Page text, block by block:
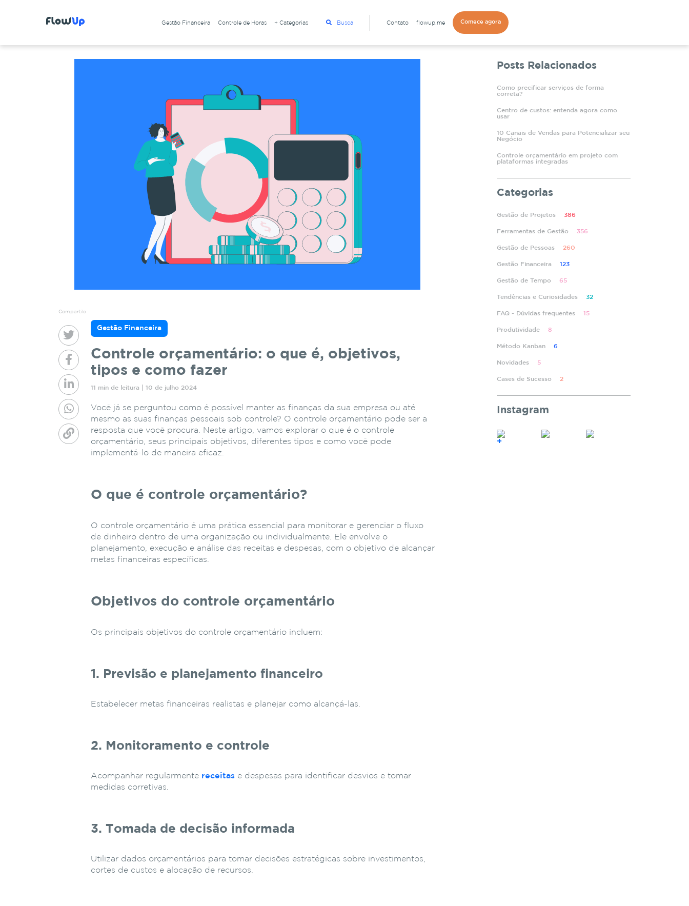
Gestão Financeira Controle de Horas + Categorias Busca Contato flowup.me Comece agora
Compartile
Gestão Financeira
Controle orçamentário: o que é, objetivos,
tipos e como fazer
11 min de leitura | 10 de julho 2024
Você já se perguntou como é possível manter as finanças da sua empresa ou até
mesmo as suas finanças pessoais sob controle? O controle orçamentário pode ser a
resposta que você procura. Neste artigo, vamos explorar o que é o controle
orçamentário, seus principais objetivos, diferentes tipos e como você pode
implementá-lo de maneira eficaz.
O que é controle orçamentário?
O controle orçamentário é uma prática essencial para monitorar e gerenciar o fluxo
de dinheiro dentro de uma organização ou individualmente. Ele envolve o
planejamento, execução e análise das receitas e despesas, com o objetivo de alcançar
metas financeiras específicas.
Objetivos do controle orçamentário
Os principais objetivos do controle orçamentário incluem:
1. Previsão e planejamento financeiro
Estabelecer metas financeiras realistas e planejar como alcançá-las.
2. Monitoramento e controle
Acompanhar regularmente receitas e despesas para identificar desvios e tomar
medidas corretivas.
3. Tomada de decisão informada
Utilizar dados orçamentários para tomar decisões estratégicas sobre investimentos,
cortes de custos e alocação de recursos.
Posts Relacionados
Como precificar serviços de forma
correta?
Centro de custos: entenda agora como
usar
10 Canais de Vendas para Potencializar seu
Negócio
Controle orçamentário em projeto com
plataformas integradas
Categorias
Gestão de Projetos 386
Ferramentas de Gestão 356
Gestão de Pessoas 260
Gestão Financeira 123
Gestão de Tempo 65
Tendências e Curiosidades 32
FAQ - Dúvidas frequentes 15
Produtividade 8
Método Kanban 6
Novidades 5
Cases de Sucesso 2
Instagram
+